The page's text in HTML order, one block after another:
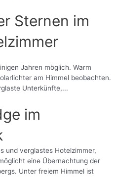
Sternen im
Jahren möglich. Warm
am Himmel beobachten.
Unterkünfte,...
im
und verglastes Hotelzimmer,
eine Übernachtung der
Unter freiem Himmel ist